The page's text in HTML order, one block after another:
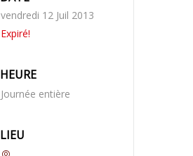
vendredi 12 Juil 2013
Expiré!
HEURE
Journée entière
LIEU